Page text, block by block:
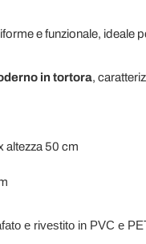
e funzionale, ideale
in tortora,
altezza 50 cm
e rivestito in PVC e